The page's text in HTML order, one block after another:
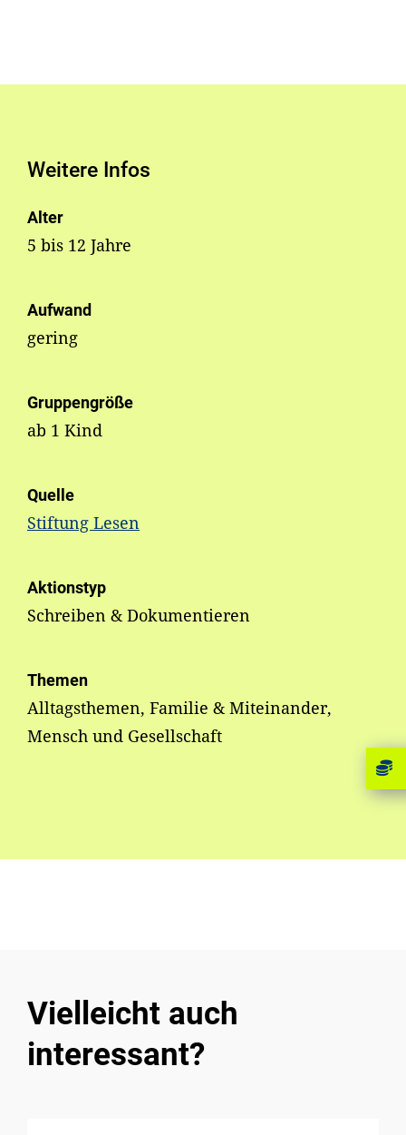
Weitere Infos
Alter
5 bis 12 Jahre
Aufwand
gering
Gruppengröße
ab 1 Kind
Quelle
Stiftung Lesen
Aktionstyp
Schreiben & Dokumentieren
Themen
Alltagsthemen, Familie & Miteinander,
Mensch und Gesellschaft
Vielleicht auch
interessant?